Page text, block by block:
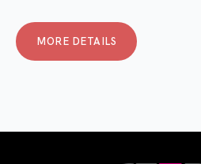
MORE DETAILS